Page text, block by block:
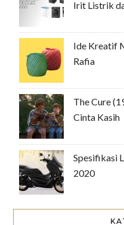
Irit Listrik
Ide Kreatif
Rafia
The Cure
Cinta Kasih
Spesifikasi
2020